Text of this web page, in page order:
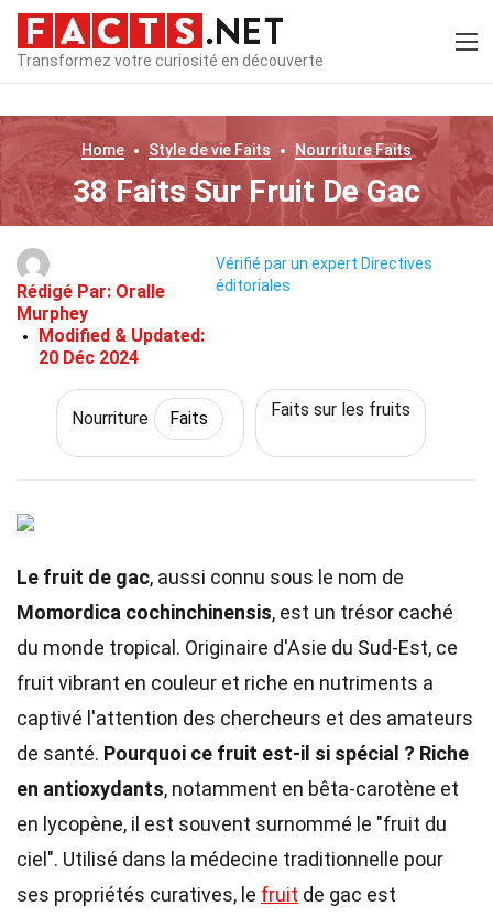
Transformez votre curiosité en découverte
Home Style de vie Faits NourritureFaits
38 Faits Sur Fruit De Gac
Rédigé Par: Oralle
Murphey
Modified & Updated:
20 Déc 2024
Vérifié par un expert Directives
éditoriales
Nourriture Faits Faits sur les fruits
Le fruit de gac, aussi connu sous le nom de
Momordica cochinchinensis, est un trésor caché
du monde tropical. Originaire d'Asie du Sud-Est, ce
fruit vibrant en couleur et riche en nutriments a
captivé l'attention des chercheurs et des amateurs
de santé. Pourquoi ce fruit est-il si spécial ? Riche
en antioxydants, notamment en bêta-carotène et
en lycopène, il est souvent surnommé le "fruit du
ciel". Utilisé dans la médecine traditionnelle pour
ses propriétés curatives, le fruit de gac est